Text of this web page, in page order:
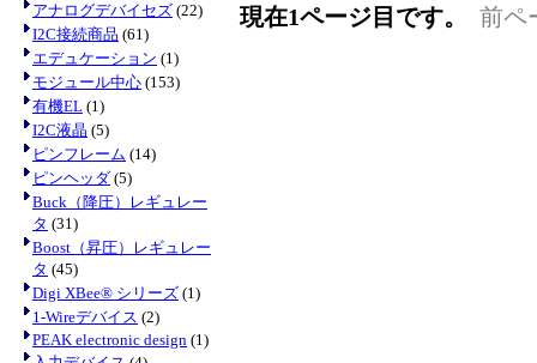
アナログデバイセズ (22)
I2C接続商品 (61)
エデュケーション (1)
モジュール中心 (153)
有機EL (1)
I2C液晶 (5)
ピンフレーム (14)
ピンヘッダ (5)
Buck（降圧）レギュレー
タ (31)
Boost（昇圧）レギュレー
タ (45)
Digi XBee® シリーズ (1)
1-Wireデバイス (2)
PEAK electronic design (1)
現在1ページ目です。 前ペ